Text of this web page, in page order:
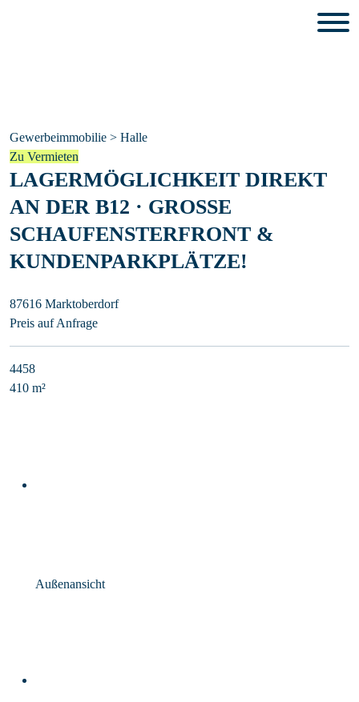
Gewerbeimmobilie > Halle
Zu Vermieten
LAGERMÖGLICHKEIT DIREKT
AN DER B12 · GROSSE S
CHAUFENSTERFRONT & K
UNDENPARKPLÄTZE!
87616 Marktoberdorf
Preis auf Anfrage
4458
410 m²
Außenansicht